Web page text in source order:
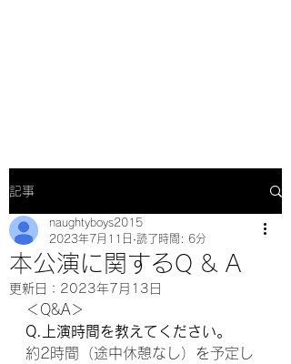
記事
本公演に関するQ & A
naughtyboys2015
2023年7月11日 読了時間: 6分
更新日： 2023年7月13日
＜Q&A＞
Q.上演時間を教えてください。
約2時間（途中休憩なし）を予定し